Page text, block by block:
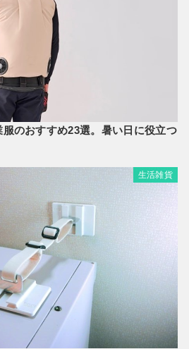
のおすすめ23選。暑い日に役立つ
生活雑貨